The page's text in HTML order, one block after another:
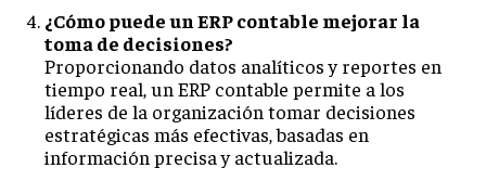
¿Cómo puede un ERP contable mejorar la
toma de decisiones?
Proporcionando datos analíticos y reportes en
tiempo real, un ERP contable permite a los
líderes de la organización tomar decisiones
estratégicas más efectivas, basadas en
información precisa y actualizada.